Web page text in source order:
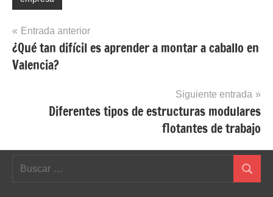
Navegación
de
entradas
Entrada anterior
¿Qué tan difícil es aprender a montar a caballo en
Valencia?
Siguiente entrada
Diferentes tipos de estructuras modulares
flotantes de trabajo
Buscar